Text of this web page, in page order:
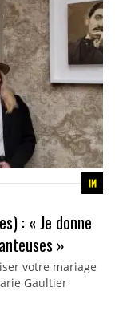
: « Je donne
»
votre mariage
Gaultier